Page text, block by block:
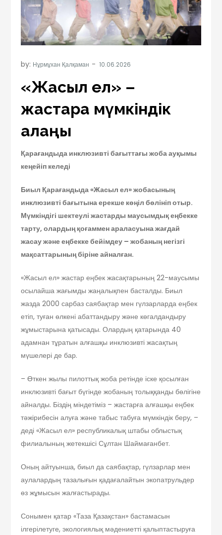
by: Нұрмұхан Қалқаман
«Жасыл ел» –
жастарға мүмкіндік
алаңы
Қарағандыда инклюзивті бағыттағы жоба ауқымы
кеңейіп келеді
Биыл Қарағандыда«Жасыл ел» жобасының
инклюзивті бағытына ерекше көңіл бөлініп отыр.
Мүмкіндігі шектеулі жастарды маусымдық еңбекке
тарту, олардың қоғаммен араласуына жағдай
жасау және еңбекке бейімдеу – жобаның негізгі
мақсаттарының біріне айналған.
«Жасыл ел» жастар еңбек жасақтарының 22-маусымы
осылайша жағымды жаңалықпен басталды. Биыл
жазда 2000 сарбаз саябақтар мен гүлзарларда еңбек
етіп, туған өлкені абаттандыру және көгалдандыру
жұмыстарына қатысады. Олардың қатарында 40
адамнан тұратын алғашқы инклюзивті жасақтың
мүшелері де бар.
– Өткен жылы пилоттық жоба ретінде іске қосылған
инклюзивті бағыт бүгінде жобаның толыққанды бөлігіне
айналды. Біздің міндетіміз – жастарға алғашқы еңбек
тәжірибесін алуға және табыс табуға мүмкіндік беру, –
деді «Жасыл ел» республикалық штабы облыстық
филиалының жетекшісі Сұлтан Шаймағанбет.
Оның айтуынша, биыл да саябақтар, гүлзарлар мен
аулалардың тазалығын қадағалайтын экопатрульдер
өз жұмысын жалғастырады.
Сонымен қатар «Таза Қазақстан» бастамасын
ілгерілетуге, экологиялық мәдениетті қалыптастыруға